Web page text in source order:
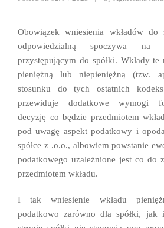
Obowiązek wniesienia wkładów do
odpowiedzialną spoczywa na
przystępującym do spółki. Wkłady te
pieniężną lub niepieniężną (tzw.
stosunku do tych ostatnich
przewiduje dodatkowe wymogi
decyzję co będzie przedmiotem
pod uwagę aspekt podatkowy i
spółce z .o.o., albowiem powstanie
podatkowego uzależnione jest co do
przedmiotem wkładu.
I tak wniesienie wkładu
podatkowo zarówno dla spółki,